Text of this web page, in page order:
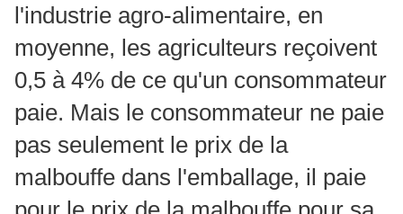
l'industrie agro-alimentaire, en
moyenne, les agriculteurs reçoivent
0,5 à 4% de ce qu'un consommateur
paie. Mais le consommateur ne paie
pas seulement le prix de la
malbouffe dans l'emballage, il paie